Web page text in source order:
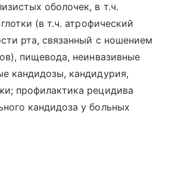
оболочек, в т.ч.
(в т.ч. атрофический
рта, связанный с ношением
пищевода, неинвазивные
кандидозы, кандидурия,
профилактика рецидива
кандидоза у больных